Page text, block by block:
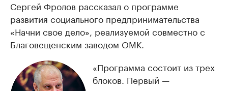
Сергей Фролов рассказал о программе
развития социального предпринимательства
«Начни свое дело», реализуемой совместно с
Благовещенским заводом ОМК.
«Программа состоит из трех
блоков. Первый —